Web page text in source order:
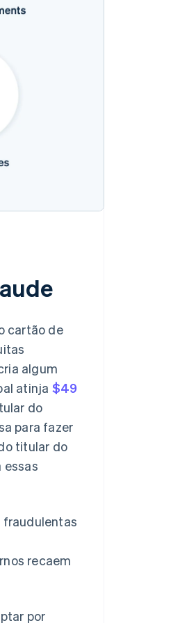
cartão de
algum
atinja $49
do
para fazer
titular do
essas
fraudulentas
recaem
por